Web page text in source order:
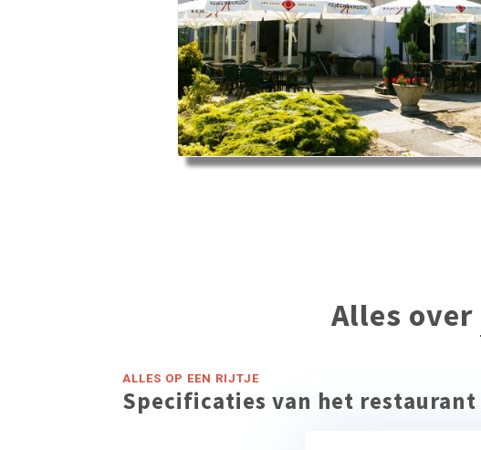
Alles over
ALLES OP EEN RIJTJE
Specificaties van het restaurant